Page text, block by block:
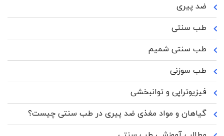
ضد پیری
طب سنتی
طب سنتی شمیم
طب سوزنی
فیزیوتراپی و توانبخشی
گیاهان و مواد مغذی ضد پیری در طب سنتی چیست؟